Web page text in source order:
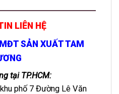
LIÊN HỆ
SẢN XUẤT TAM
tại TP.HCM:
phố 7 Đường Lê Văn